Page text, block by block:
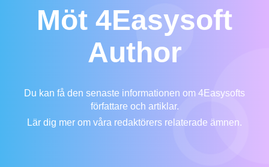
Möt 4Easysoft
Author
Du kan få den senaste informationen om 4Easysofts
författare och artiklar.
Lär dig mer om våra redaktörers relaterade ämnen.